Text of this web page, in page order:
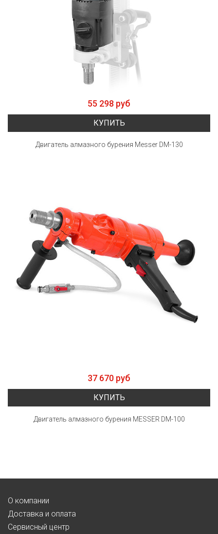
55 298 руб
КУПИТЬ
Двигатель алмазного бурения Messer DM-130
37 670 руб
КУПИТЬ
Двигатель алмазного бурения MESSER DM-100
О компании
Доставка и оплата
Сервисный центр